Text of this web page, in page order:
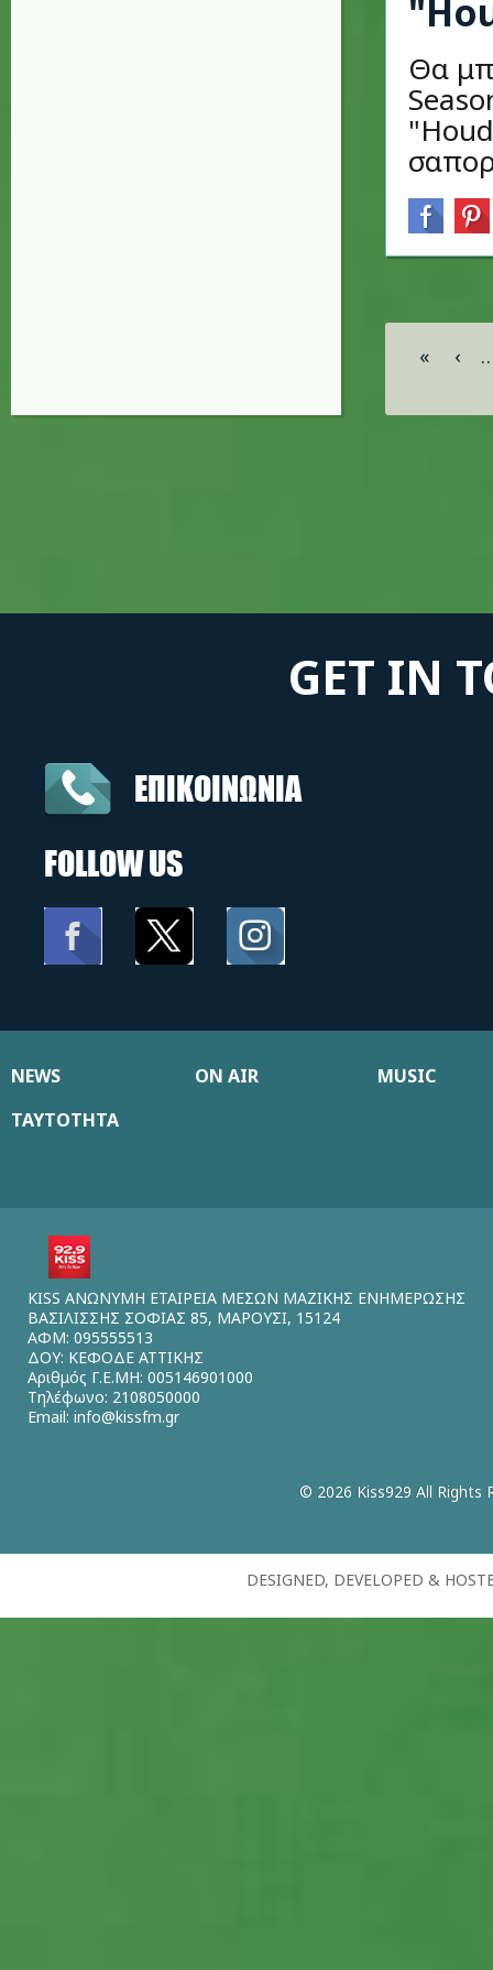
Θα
Σελίδες
« ‹
GET IN
ΕΠΙΚΟΙΝΩΝΙΑ
FOLLOW US
NEWS ON AIR
MUSIC
ΤΑΥΤΟΤΗΤΑ
KISS ΑΝΩΝΥΜΗ ΕΤΑΙΡΕΙΑ ΜΕΣΩΝ ΜΑΖΙΚΗΣ ΕΝΗΜΕΡΩΣΗΣ
ΒΑΣΙΛΙΣΣΗΣ ΣΟΦΙΑΣ 85, ΜΑΡΟΥΣΙ, 15124
ΑΦΜ: 095555513
ΔΟΥ: ΚΕΦΟΔΕ ΑΤΤΙΚΗΣ
Αριθμός Γ.Ε.ΜΗ: 005146901000
Τηλέφωνο: 2108050000
Email: info@kissfm.gr
© 2026 Kiss929 All Rights
DESIGNED, DEVELOPED &